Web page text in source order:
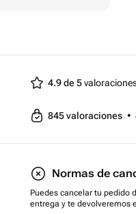
4.9 de 5
845valoraciones •
Normas de
Puedes cancelar tu pedido
entrega y te devolveremos